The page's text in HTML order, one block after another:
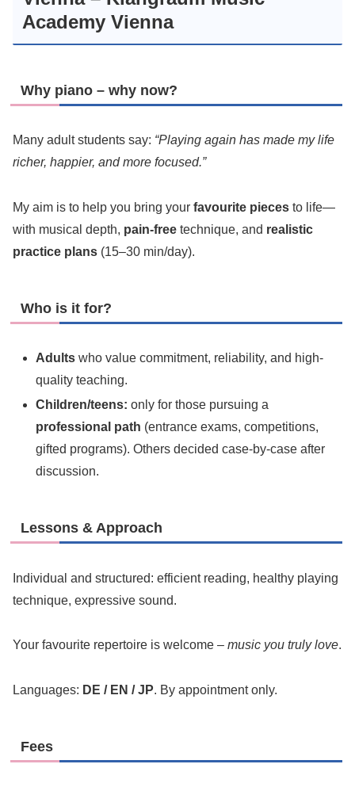
Academy Vienna
Why piano – why now?
Many adult students say: “Playing again has made my life
richer, happier, and more focused.”
My aim is to help you bring your favourite pieces to life—
with musical depth, pain-free technique, and realistic
practice plans (15–30 min/day).
Who is it for?
Adults who value commitment, reliability, and high-
quality teaching.
Children/teens: only for those pursuing a
professional path (entrance exams, competitions,
gifted programs). Others decided case-by-case after
discussion.
Lessons & Approach
Individual and structured: efficient reading, healthy playing
technique, expressive sound.
Your favourite repertoire is welcome – music you truly love.
Languages: DE / EN / JP. By appointment only.
Fees